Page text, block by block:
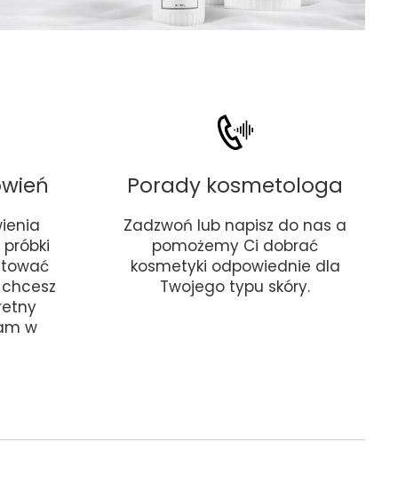
w
Porady kosmetologa
Zadzwoń lub napisz do nas a
pomożemy Ci dobrać
kosmetyki odpowiednie dla
Twojego typu skóry.